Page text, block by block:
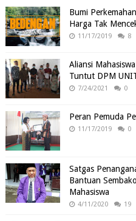
Bumi
Harga Tak
11/17/2019 8
Aliansi
Tuntut DPM
7/24/2021 0
Peran Pemuda
11/17/2019 0
Satgas
Bantuan
Mahasiswa
4/11/2020 19